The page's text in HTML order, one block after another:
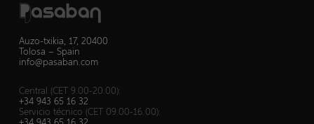
Auzo-txikia, 17, 20400
Tolosa – Spain
info@pasaban.com
Central (CET 9.00-20.00):
+34 943 65 16 32
Servicio técnico (CET 09.00-16.00):